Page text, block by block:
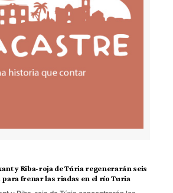
y Riba-roja de Túria regenerarán seis
frenar las riadas en el río Turia